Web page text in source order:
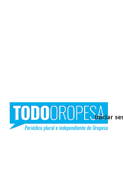
Iniciar